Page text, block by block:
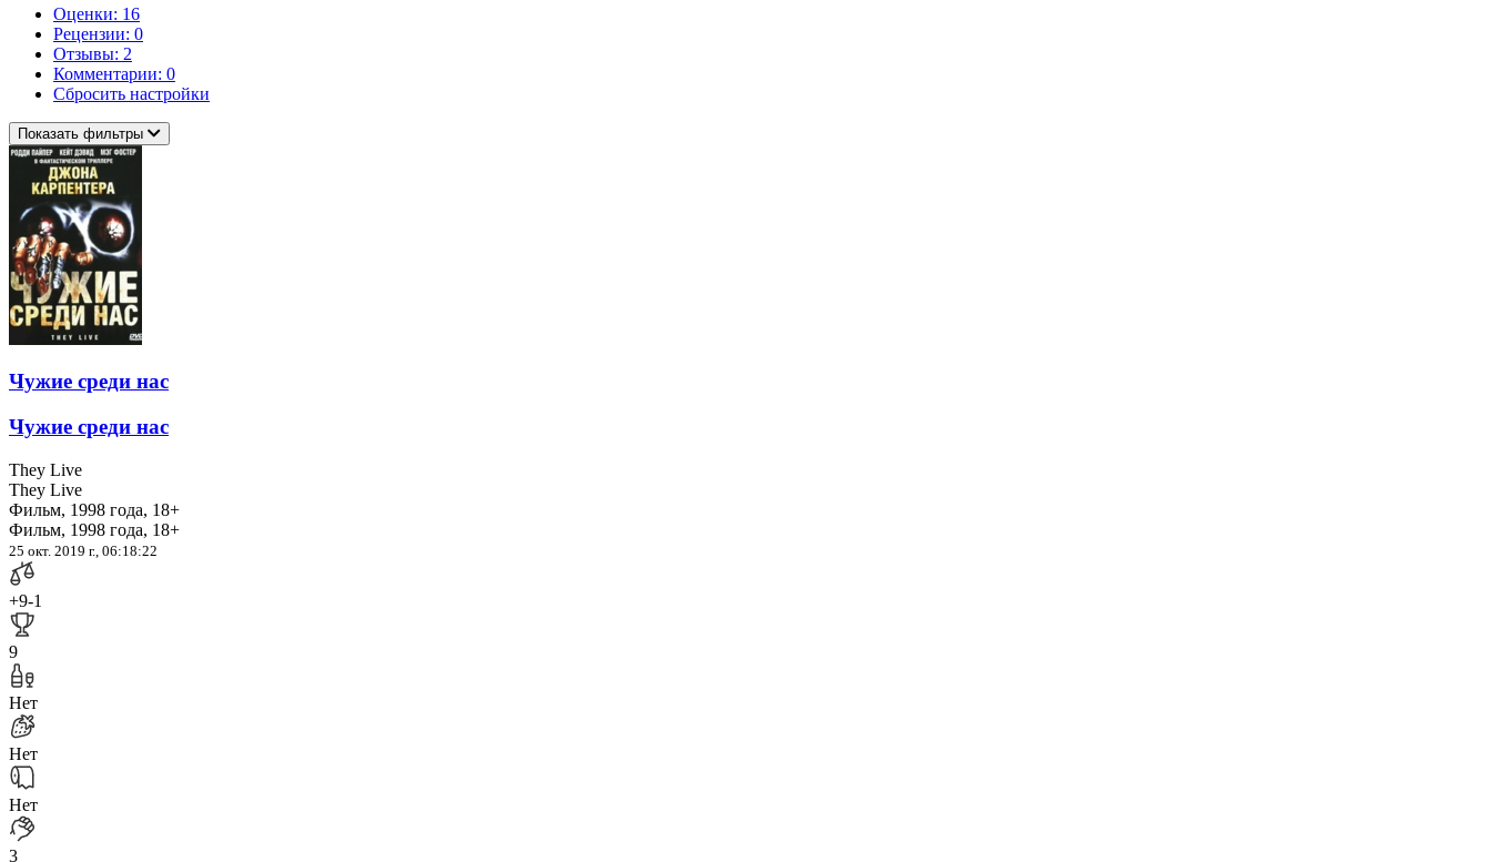
Оценки: 16
Рецензии: 0
Отзывы: 2
Комментарии: 0
Сбросить настройки
Показать фильтры
Чужие среди нас
Чужие среди нас
They Live
They Live
Фильм, 1998 года, 18+
Фильм, 1998 года, 18+
25 окт. 2019 г., 06:18:22
+9-1
9
Нет
Нет
Нет
3